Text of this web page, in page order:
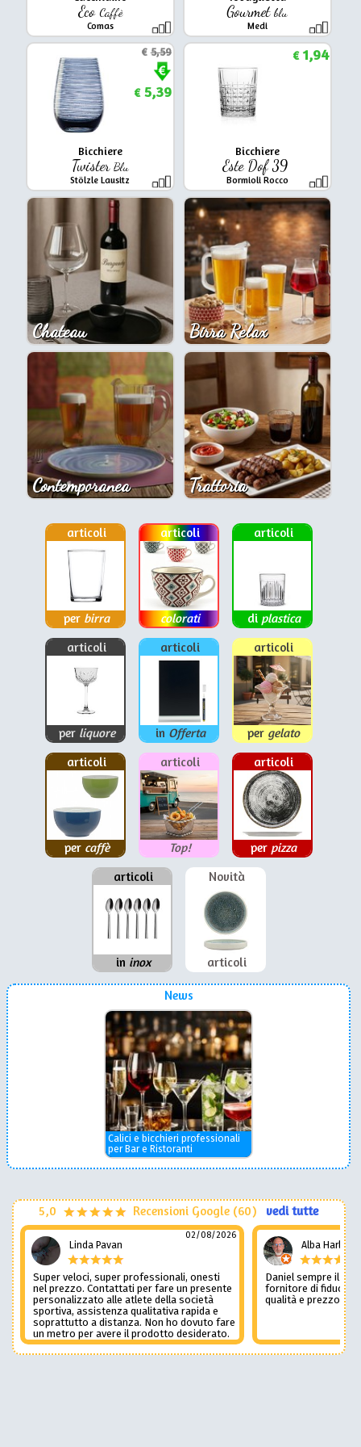
Eco Caffè
Comas
Gourmetblu
Medi
Bicchiere
Twister Blu
Stölzle Lausitz
€5,59
€5,39
Bicchiere
Este Dof 39
Bormioli Rocco
€1,94
Chateau Birra Relax
Contemporanea Trattoria
articoli
per birra
articoli
colorati
articoli
di plastica
articoli
per liquore
articoli
in Offerta
articoli
per gelato
articoli
per caffè
articoli
Top!
articoli
per pizza
articoli
in inox
Novità
articoli
News
Calici e bicchieri professionali
per Bar e Ristoranti
5,0 Recensioni Google (60) vedi tutte
Linda Pavan
02/08/2026
Super veloci, super professionali, onesti
nel prezzo. Contattati per fare un presente
personalizzato alle atlete della società
sportiva, assistenza qualitativa rapida e
soprattutto a distanza. Non ho dovuto fare
un metro per avere il prodotto desiderato.
Una assistenza del genere è rara e
preziosa. Credo li contatterò ancora in
Alba Harley
Daniel sempre il
fornitore di fiducia
qualità e prezzo